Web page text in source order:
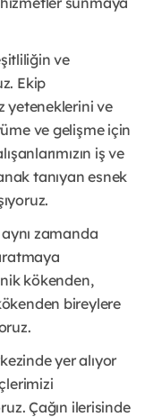
ve
Ekip
yeteneklerini ve
ve gelişme için
iş ve
tanıyan esnek
zamanda
kökenden,
bireylere
yer alıyor
Çağın ilerisinde